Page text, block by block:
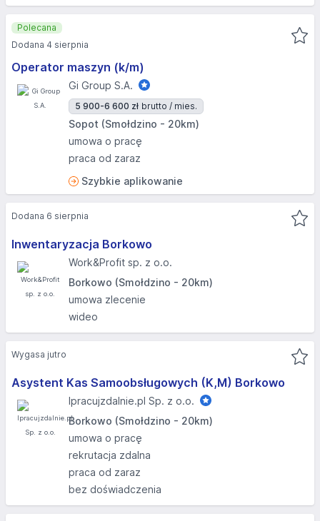
Operator maszyn (k/m)
Gi Group S.A.
5 900-6 600 zł brutto / mies.
Sopot (Smołdzino - 20km)
umowa o pracę
praca od zaraz
Szybkie aplikowanie
Polecana
Dodana 4 sierpnia
Inwentaryzacja Borkowo
Work&Profit sp. z o.o.
Borkowo (Smołdzino - 20km)
umowa zlecenie
wideo
Dodana 6 sierpnia
Asystent Kas Samoobsługowych (K,M) Borkowo
Ipracujzdalnie.pl Sp. z o.o.
Borkowo (Smołdzino - 20km)
umowa o pracę
rekrutacja zdalna
praca od zaraz
bez doświadczenia
Wygasa jutro